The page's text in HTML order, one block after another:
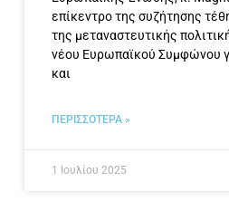
επίκεντρο της συζήτησης
της μεταναστευτικής
νέου Ευρωπαϊκού Συμφώνου
και
ΠΕΡΙΣΣΟΤΕΡΑ »
1 Ιουλίου 2025